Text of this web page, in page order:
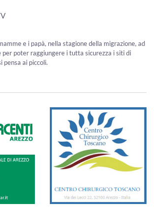
e i papà, nella stagione della migrazione, ad
poter raggiungere i tutta sicurezza i siti di
pensa ai piccoli.